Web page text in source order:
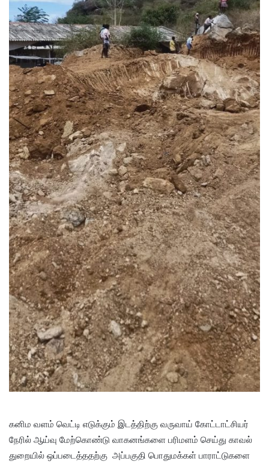
கனிம வளம் வெட்டி எடுக்கும் இடத்திற்கு வருவாய் கோட்டாட்சியர்
நேரில் ஆய்வு மேற்கொண்டு வாகனங்களை பரிமளம் செய்து காவல்
துறையில் ஒப்படைத்ததற்கு அப்பகுதி பொதுமக்கள் பாராட்டுகளை